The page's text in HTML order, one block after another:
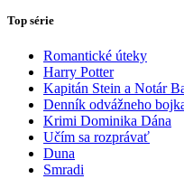
Top série
Romantické úteky
Harry Potter
Kapitán Stein a Notár
Denník odvážneho
Krimi Dominika Dána
Učím sa rozprávať
Duna
Smradi